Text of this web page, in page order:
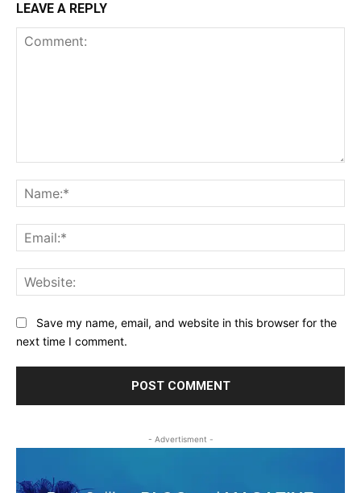
LEAVE A REPLY
Save my name, email, and website in this browser for the
next time I comment.
- Advertisment -